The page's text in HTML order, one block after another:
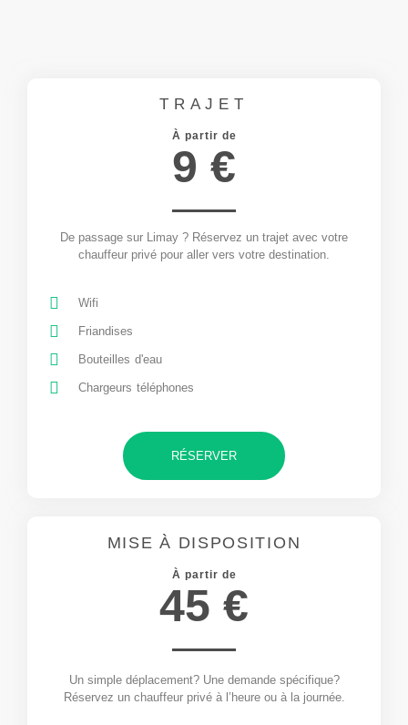
TRAJET
À partir de
9 €
De passage sur Limay ? Réservez un trajet avec votre
chauffeur privé pour aller vers votre destination.
Wifi
Friandises
Bouteilles d'eau
Chargeurs téléphones
RÉSERVER
MISE À DISPOSITION
À partir de
45 €
Un simple déplacement? Une demande spécifique?
Réservez un chauffeur privé à l’heure ou à la journée.